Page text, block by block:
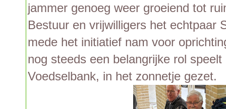
jammer genoeg weer groeiend tot
Bestuur en vrijwilligers het echtpaar
mede het initiatief nam voor
nog steeds een belangrijke rol
Voedselbank, in het zonnetje gezet.